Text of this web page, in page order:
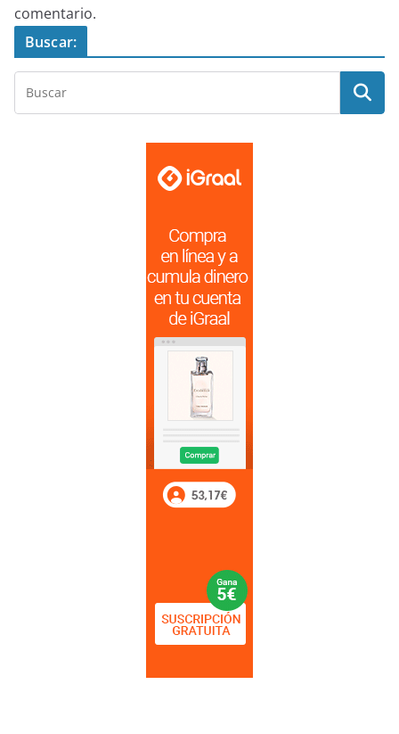
comentario.
Buscar: